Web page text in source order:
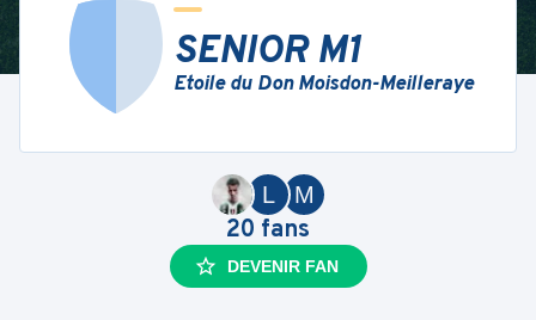
SENIOR M1
Etoile du Don Moisdon-Meilleraye
M
L
20 fans
DEVENIR FAN